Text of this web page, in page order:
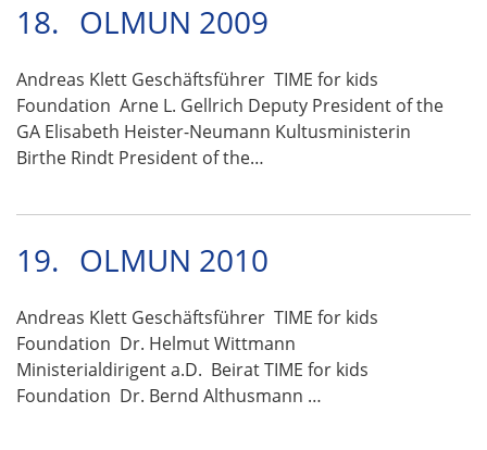
18. OLMUN 2009
Andreas Klett Geschäftsführer TIME for kids
Foundation Arne L. Gellrich Deputy President of the
GA Elisabeth Heister-Neumann Kultusministerin
Birthe Rindt President of the…
19. OLMUN 2010
Andreas Klett Geschäftsführer TIME for kids
Foundation Dr. Helmut Wittmann
Ministerialdirigent a.D. Beirat TIME for kids
Foundation Dr. Bernd Althusmann …